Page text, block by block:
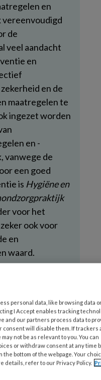
en
vereenvoudigd
de
veel aandacht
en
en de
maatregelen te
ingezet worden
en -
vanwege de
een goed
is Hygiëne en
voor het
ook voor
en
waard.
dilemma’s uit
Elke
hoofdstuk
een duidelijk
maken van
personal data, like browsing data
I Accept enables tracking
and our partners process data to
will disable them. If trackers
not be as relevant to you. You can
or withdraw consent at any time
bottom of the webpage. Your
details, refer to our Privacy Policy.